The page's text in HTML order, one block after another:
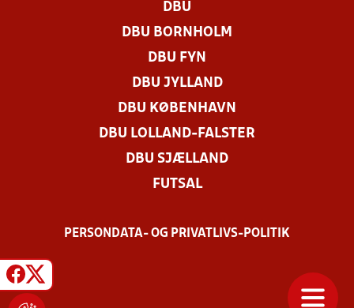
DBU
DBU BORNHOLM
DBU FYN
DBU JYLLAND
DBU KØBENHAVN
DBU LOLLAND-FALSTER
DBU SJÆLLAND
FUTSAL
PERSONDATA- OG PRIVATLIVS-POLITIK